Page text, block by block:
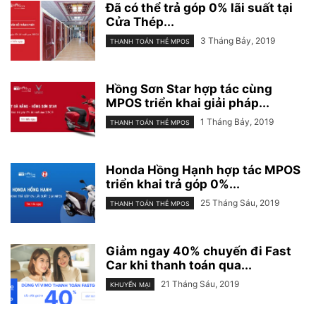
Đã có thể trả góp 0% lãi suất tại
Cửa Thép...
THANH TOÁN THẺ MPOS 3 Tháng Bảy, 2019
Hồng Sơn Star hợp tác cùng
MPOS triển khai giải pháp...
THANH TOÁN THẺ MPOS 1 Tháng Bảy, 2019
Honda Hồng Hạnh hợp tác MPOS
triển khai trả góp 0%...
THANH TOÁN THẺ MPOS 25 Tháng Sáu, 2019
Giảm ngay 40% chuyến đi Fast
Car khi thanh toán qua...
KHUYẾN MẠI 21 Tháng Sáu, 2019